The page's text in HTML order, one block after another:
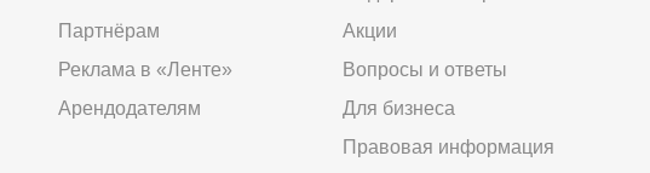
Партнёрам
Реклама в «Ленте»
Арендодателям
Акции
Вопросы и ответы
Для бизнеса
Правовая информация